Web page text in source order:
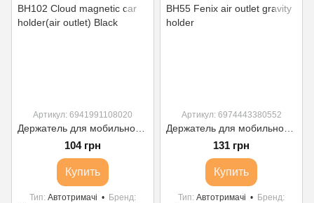
Артикул: 6941991108020
104 грн
Купить
Тип Автотримачі
Бренд
Артикул: 6974443380552
131 грн
Купить
Тип Автотримачі
Бренд